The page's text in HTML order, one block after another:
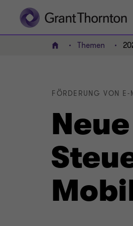
HOME Themen
FÖRDERUNG VON E-